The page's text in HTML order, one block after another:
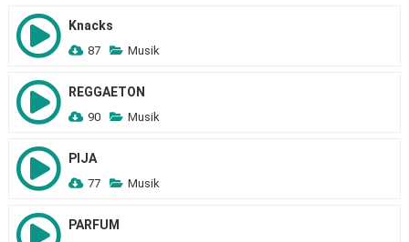
Knacks
87 Musik
REGGAETON
90 Musik
PIJA
77 Musik
PARFUM